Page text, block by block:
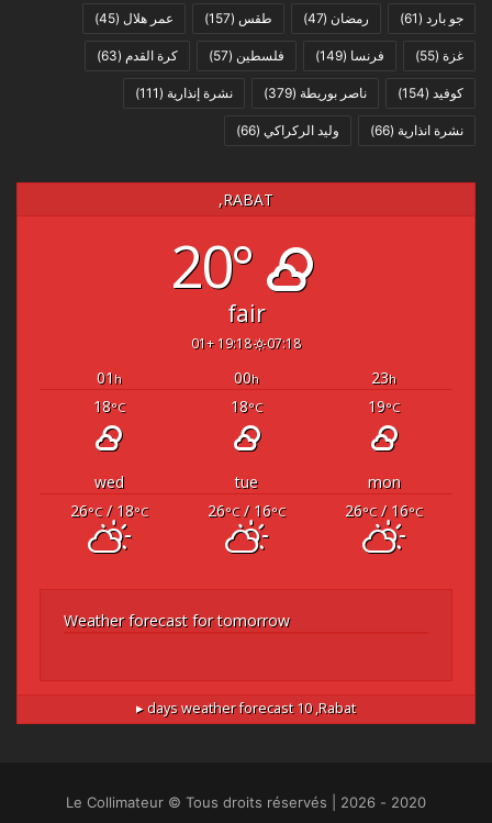
جو بارد (61) رمضان (47) طقس (157) عمر هلال (45)
غزة (55) فرنسا (149) فلسطين (57) كرة القدم (63)
كوفيد (154) ناصر بوريطة (379) نشرة إنذارية (111)
نشرة انذارية (66) وليد الركراكي (66)
RABAT,
20°
fair
07:18
19:18 +01
23h
00h
01 h
19°C
18°C
18°C
mon
tue
wed
26°C/ 16°C
26°C/ 16°C
26°C/ 18°C
Weather forecast for tomorrow
Rabat,
10 days weather forecast ▸
2020 - 2026 | Le Collimateur © Tous droits réservés